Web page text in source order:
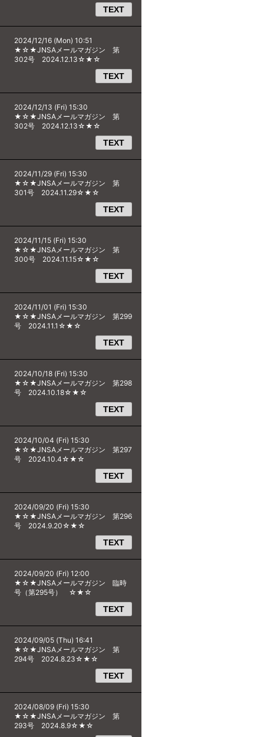
TEXT
2024/12/16 (Mon) 10:51
★☆★JNSAメールマガジン 第
302号 2024.12.13☆★☆
TEXT
2024/12/13 (Fri) 15:30
★☆★JNSAメールマガジン 第
302号 2024.12.13☆★☆
TEXT
2024/11/29 (Fri) 15:30
★☆★JNSAメールマガジン 第
301号 2024.11.29☆★☆
TEXT
2024/11/15 (Fri) 15:30
★☆★JNSAメールマガジン 第
300号 2024.11.15☆★☆
TEXT
2024/11/01 (Fri) 15:30
★☆★JNSAメールマガジン 第299
号 2024.11.1☆★☆
TEXT
2024/10/18 (Fri) 15:30
★☆★JNSAメールマガジン 第298
号 2024.10.18☆★☆
TEXT
2024/10/04 (Fri) 15:30
★☆★JNSAメールマガジン 第297
号 2024.10.4☆★☆
TEXT
2024/09/20 (Fri) 15:30
★☆★JNSAメールマガジン 第296
号 2024.9.20☆★☆
TEXT
2024/09/20 (Fri) 12:00
★☆★JNSAメールマガジン 臨時
号（第295号） ☆★☆
TEXT
2024/09/05 (Thu) 16:41
★☆★JNSAメールマガジン 第
294号 2024.8.23☆★☆
TEXT
2024/08/09 (Fri) 15:30
★☆★JNSAメールマガジン 第
293号 2024.8.9☆★☆